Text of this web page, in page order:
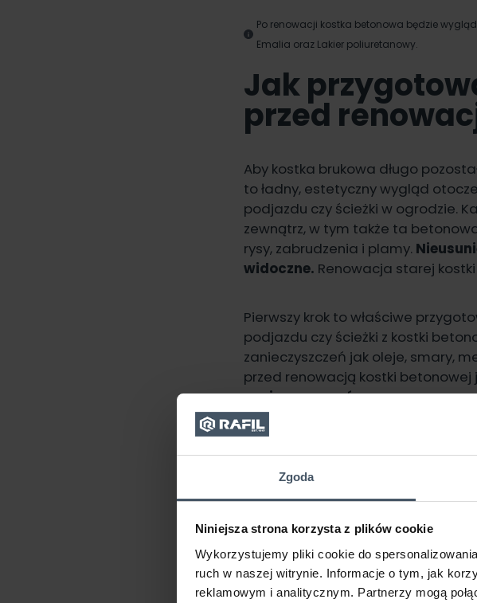
Zgoda
Niniejsza strona korzysta z plików cookie
Wykorzystujemy pliki cookie do
ruch w naszej witrynie. Informacje o tym, jak
reklamowym i analitycznym. Partnerzy mogą
Po renowacji kostka betonowa będzie
Emalia oraz Lakier poliuretanowy.
Jak
przed
Aby kostka brukowa długo
to ładny, estetyczny wygląd
podjazdu czy ścieżki w ogrodzie.
zewnątrz, w tym także ta
rysy, zabrudzenia i plamy.
widoczne. Renowacja starej
Pierwszy krok to właściwe
podjazdu czy ścieżki z kostki
zanieczyszczeń jak oleje, smary,
przed renowacją kostki betonowej
zanieczyszczeń.